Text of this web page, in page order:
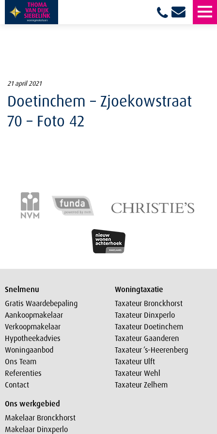
21 april 2021
Doetinchem – Zjoekowstraat
70 – Foto 42
Snelmenu
Gratis Waardebepaling
Aankoopmakelaar
Verkoopmakelaar
Hypotheekadvies
Woningaanbod
Ons Team
Referenties
Contact
Woningtaxatie
Taxateur Bronckhorst
Taxateur Dinxperlo
Taxateur Doetinchem
Taxateur Gaanderen
Taxateur ‘s-Heerenberg
Taxateur Ulft
Taxateur Wehl
Taxateur Zelhem
Ons werkgebied
Makelaar Bronckhorst
Makelaar Dinxperlo